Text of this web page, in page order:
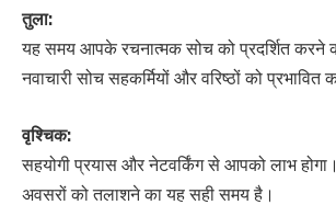
तुला:
यह समय आपके रचनात्मक सोच को प्रदर्शित करने
नवाचारी सोच सहकर्मियों और वरिष्ठों को प्रभावित
वृश्चिक:
सहयोगी प्रयास और नेटवर्किंग से आपको लाभ
अवसरों को तलाशने का यह सही समय है।